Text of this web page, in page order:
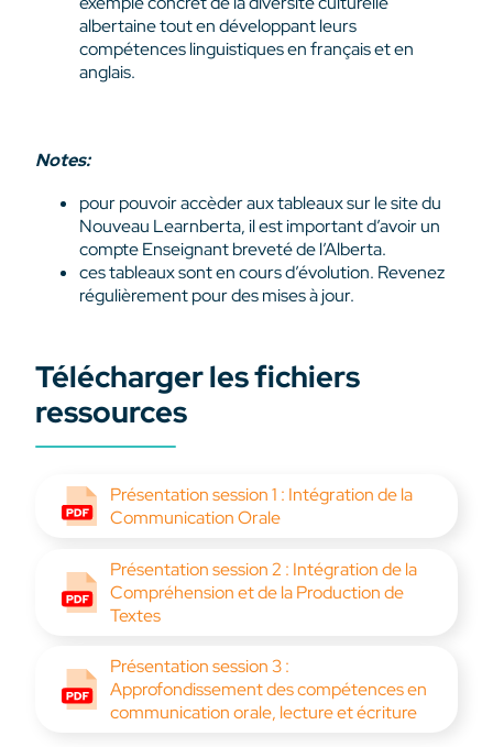
albertaine tout en développant leurs
compétences linguistiques en français et en
anglais.
Notes:
pour pouvoir accèder aux tableaux sur le site du
Nouveau Learnberta, il est important d’avoir un
compte Enseignant breveté de l’Alberta.
ces tableaux sont en cours d’évolution. Revenez
régulièrement pour des mises à jour.
Télécharger les fichiers
ressources
Présentation session 1 : Intégration de la
Communication Orale
Présentation session 2 : Intégration de la
Compréhension et de la Production de
Textes
Présentation session 3 :
Approfondissement des compétences en
communication orale, lecture et écriture